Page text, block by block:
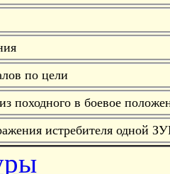
по цели
походного в боевое
истребителя одной